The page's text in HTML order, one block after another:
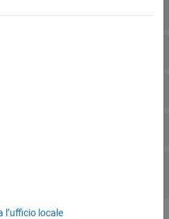
previsione
di regressione per la
l’ufficio locale